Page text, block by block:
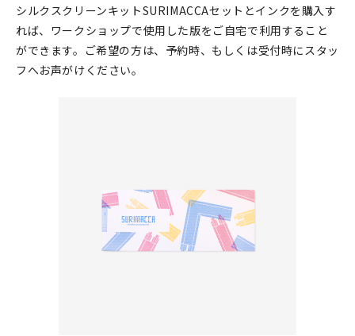
シルクスクリーンキットSURIMACCAセットとインクを購入す
れば、ワークショップで使用した版をご自宅で利用すること
ができます。ご希望の方は、予約時、もしくは受付時にスタッ
フへお声がけください。